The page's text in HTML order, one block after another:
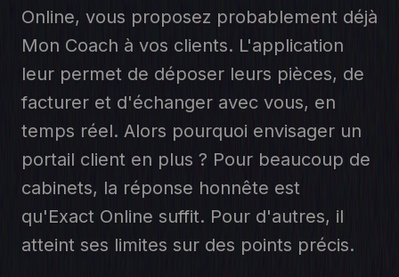
Online, vous proposez probablement déjà
Mon Coach à vos clients. L'application
leur permet de déposer leurs pièces, de
facturer et d'échanger avec vous, en
temps réel. Alors pourquoi envisager un
portail client en plus ? Pour beaucoup de
cabinets, la réponse honnête est
qu'Exact Online suffit. Pour d'autres, il
atteint ses limites sur des points précis.